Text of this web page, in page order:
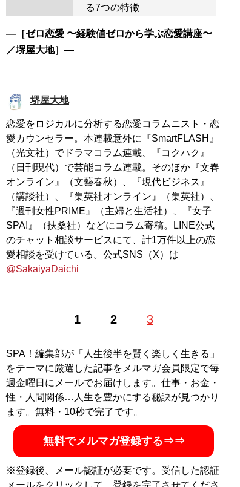
る7つの特徴
―［ゼロ恋愛 〜経験値ゼロから学ぶ恋愛講座〜
／堺屋大地］―
堺屋大地
恋愛をロジカルに分析する恋愛コラムニスト・恋
愛カウンセラー。本連載意外に『SmartFLASH』
（光文社）でドラマコラム連載、『コクハク』
（日刊現代）で芸能コラム連載。そのほか『文春
オンライン』（文藝春秋）、『現代ビジネス』
（講談社）、『集英社オンライン』（集英社）、
『週刊女性PRIME』（主婦と生活社）、『女子
SPA!』（扶桑社）などにコラム寄稿。LINE公式
のチャット相談サービスにて、計1万件以上の恋
愛相談を受けている。公式SNS（X）は
@SakaiyaDaichi
1 2 3
SPA！編集部が「人生後半を賢く楽しく生きる」
をテーマに厳選した記事をメルマガ会員限定で毎
週金曜日にメールでお届けします。仕事・お金・
性・人間関係…人生を豊かにする秘訣が見つかり
ます。無料・10秒で完了です。
無料でメルマガ登録する⇒⇒
※登録後、メール認証が必要です。受信した認証
メールをクリックして、登録を完了させてくださ